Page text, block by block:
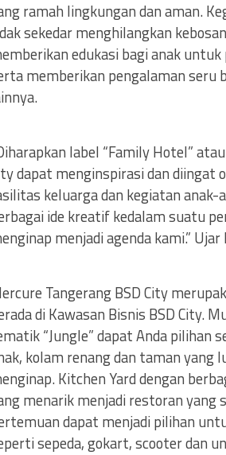
ramah lingkungan dan aman.
sekedar menghilangkan
edukasi bagi anak
memberikan pengalaman
label “Family Hotel”
dapat menginspirasi dan diingat
keluarga dan kegiatan anak-
ide kreatif kedalam suatu
menjadi agenda kami.” Ujar
Tangerang BSD City
di Kawasan Bisnis BSD City.
“Jungle” dapat Anda pilihan
kolam renang dan taman
Kitchen Yard dengan
menarik menjadi restoran yang
dapat menjadi pilihan
sepeda, gokart, scooter dan